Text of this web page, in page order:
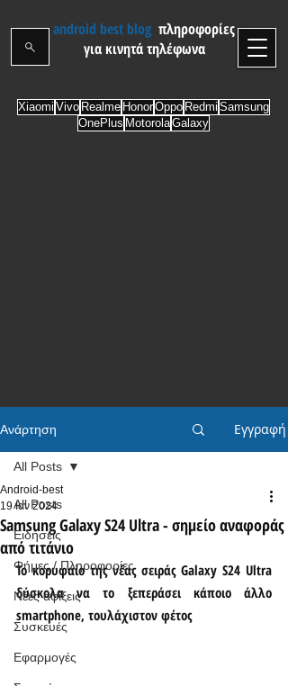
android best blog πληροφορίες
για κινητά τηλέφωνα
Xiaomi Vivo Realme HonorOppo Redmi Samsung
OnePlus MotorolaGalaxy
Ανάρτηση Εγγραφή
All Posts
Ειδήσεις
Φήμες / Πληροφορίες
Νέες αφίξεις
Συσκευές
Εφαρμογές
All Posts
Samsung Galaxy S24 Ultra - σημείο αναφοράς
από τιτάνιο
Android-best
19 Ιαν 2024
Το κορυφαίο της νέας σειράς Galaxy S24 Ultra
δύσκολα να το ξεπεράσει κάποιο άλλο
smartphone, τουλάχιστον φέτος